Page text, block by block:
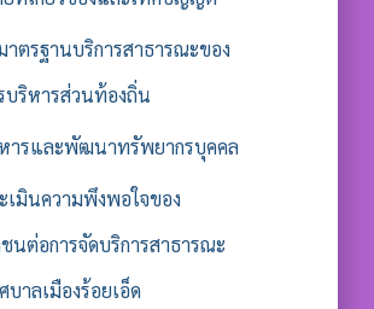
าตรฐานบริการสาธารณะของ
บริหารส่วนท้องถิ่น
ารและพัฒนาทรัพยากรบุคคล
เมินความพึงพอใจของ
นต่อการจัดบริการสาธารณะ
บาลเมืองร้อยเอ็ด